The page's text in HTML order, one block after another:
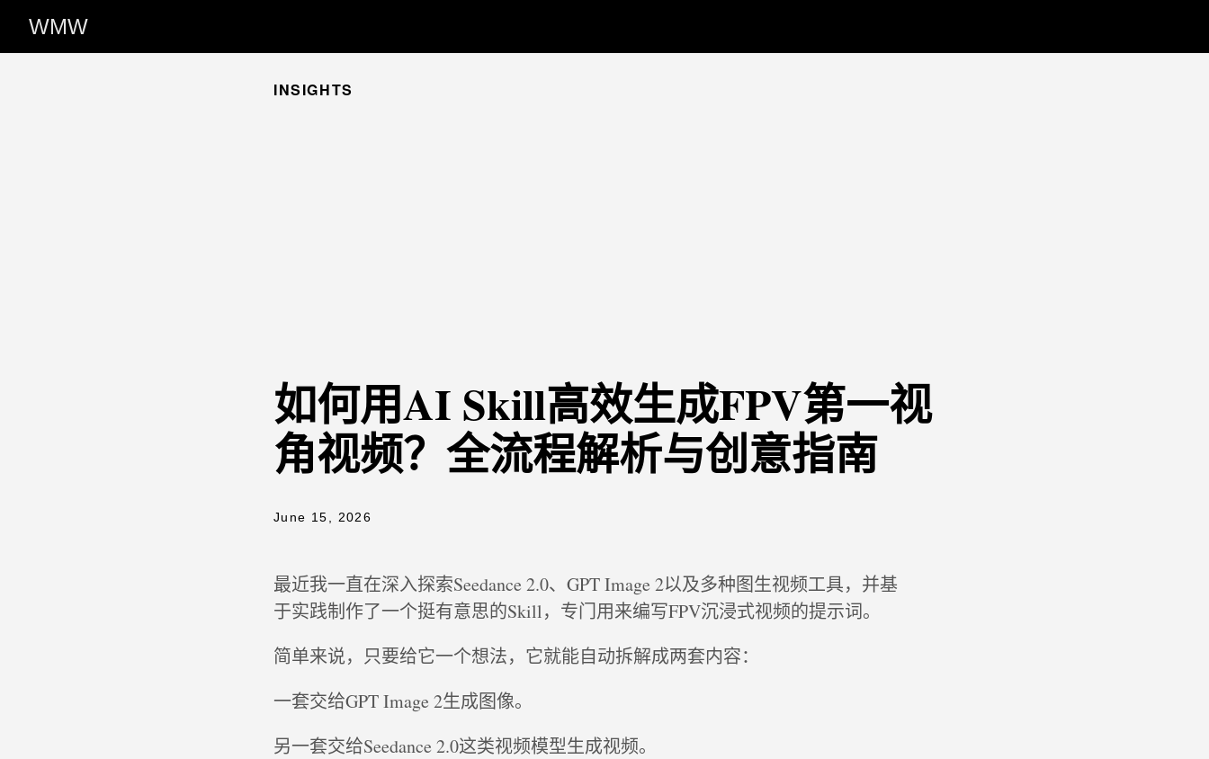
WMW
INSIGHTS
如何用AI Skill高效生成FPV第一视
角视频？全流程解析与创意指南
June 15, 2026
最近我一直在深入探索Seedance 2.0、GPT Image 2以及多种图生视频工具，并基
于实践制作了一个挺有意思的Skill，专门用来编写FPV沉浸式视频的提示词。
简单来说，只要给它一个想法，它就能自动拆解成两套内容：
一套交给GPT Image 2生成图像。
另一套交给Seedance 2.0这类视频模型生成视频。